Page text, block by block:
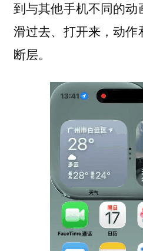
到与其他手机不同的动
滑过去、打开来，动
断层。